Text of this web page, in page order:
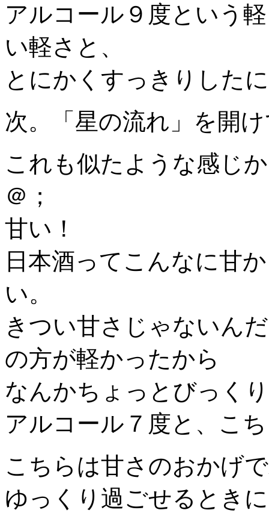
アルコール９度という
い軽さと、
とにかくすっきりした
次。「星の流れ」を開
これも似たような感じ
＠；
甘い！
日本酒ってこんなに甘
い。
きつい甘さじゃないん
の方が軽かったから
なんかちょっとびっく
アルコール７度と、こ
こちらは甘さのおかげ
ゆっくり過ごせるとき